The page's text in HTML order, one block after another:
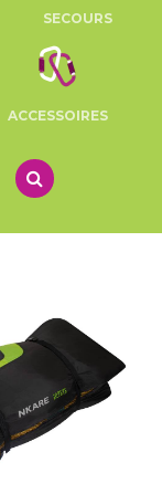
SECOURS
ACCESSOIRES